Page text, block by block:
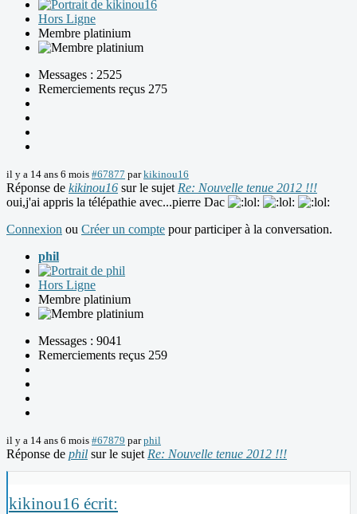
Hors Ligne
Membre platinium
Messages : 2525
Remerciements reçus 275
il y a 14 ans 6 mois #67877 parkikinou16
Réponse de kikinou16 sur le sujet Re: Nouvelle tenue 2012 !!!
oui,j'ai appris la télépathie avec...pierre Dac
Connexion ou Créer un compte pour participer à la conversation.
phil
Hors Ligne
Membre platinium
Messages : 9041
Remerciements reçus 259
il y a 14 ans 6 mois #67879 parphil
Réponse de phil sur le sujet Re: Nouvelle tenue 2012 !!!
kikinou16 écrit: